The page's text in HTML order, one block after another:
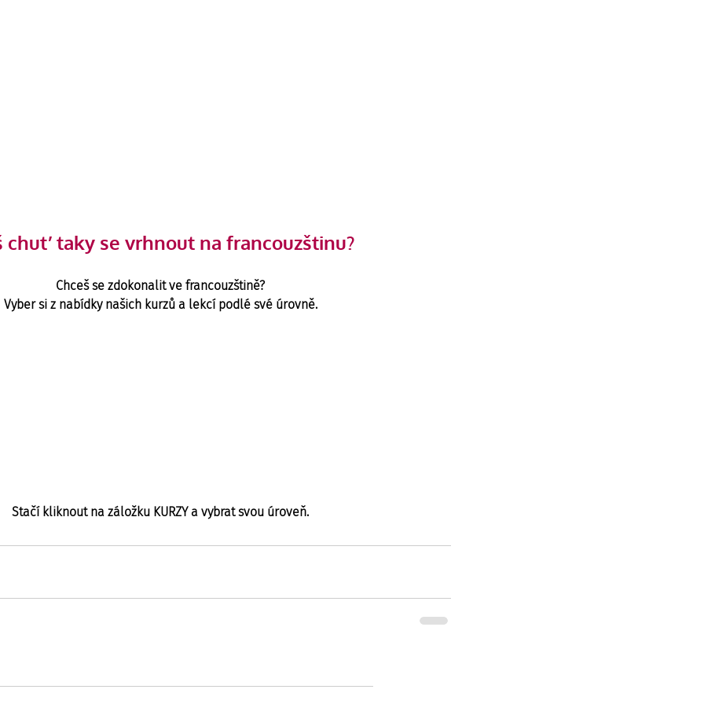
chuť  taky se vrhnout na francouzštinu?
Chceš se zdokonalit ve francouzštině?
Vyber si z nabídky našich kurzů a lekcí podlé své úrovně.
Stačí kliknout na záložku KURZY a vybrat svou úroveň.